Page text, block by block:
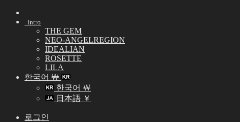
Skip
Intro
THE GEM
NEO-ANGELREGION
IDEALIAN
ROSETTE
LILA
한국어 ￦
한국어 ￦
日本語 ￥
로그인